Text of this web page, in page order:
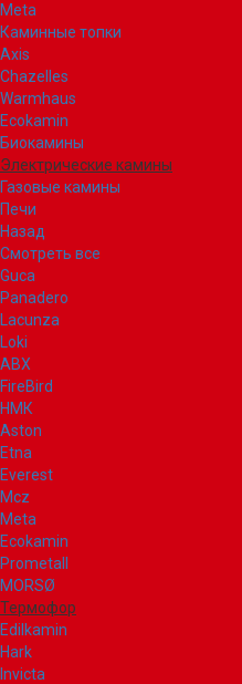
Meta
Каминные топки
Axis
Chazelles
Warmhaus
Ecokamin
Биокамины
Электрические камины
Газовые камины
Печи
Назад
Смотреть все
Guca
Panadero
Lacunza
Loki
ABX
FireBird
НМК
Aston
Etna
Everest
Mcz
Meta
Ecokamin
Prometall
MORSØ
Термофор
Edilkamin
Hark
Invicta